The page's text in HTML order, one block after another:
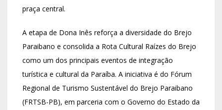
praça central.
A etapa de Dona Inês reforça a diversidade do Brejo
Paraibano e consolida a Rota Cultural Raízes do Brejo
como um dos principais eventos de integração
turística e cultural da Paraíba. A iniciativa é do Fórum
Regional de Turismo Sustentável do Brejo Paraibano
(FRTSB-PB), em parceria com o Governo do Estado da